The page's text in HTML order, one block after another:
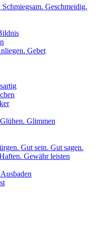
Geschmeidig.
Gebet
Glimmen
Gut sein. Gut sagen.
Gewähr leisten